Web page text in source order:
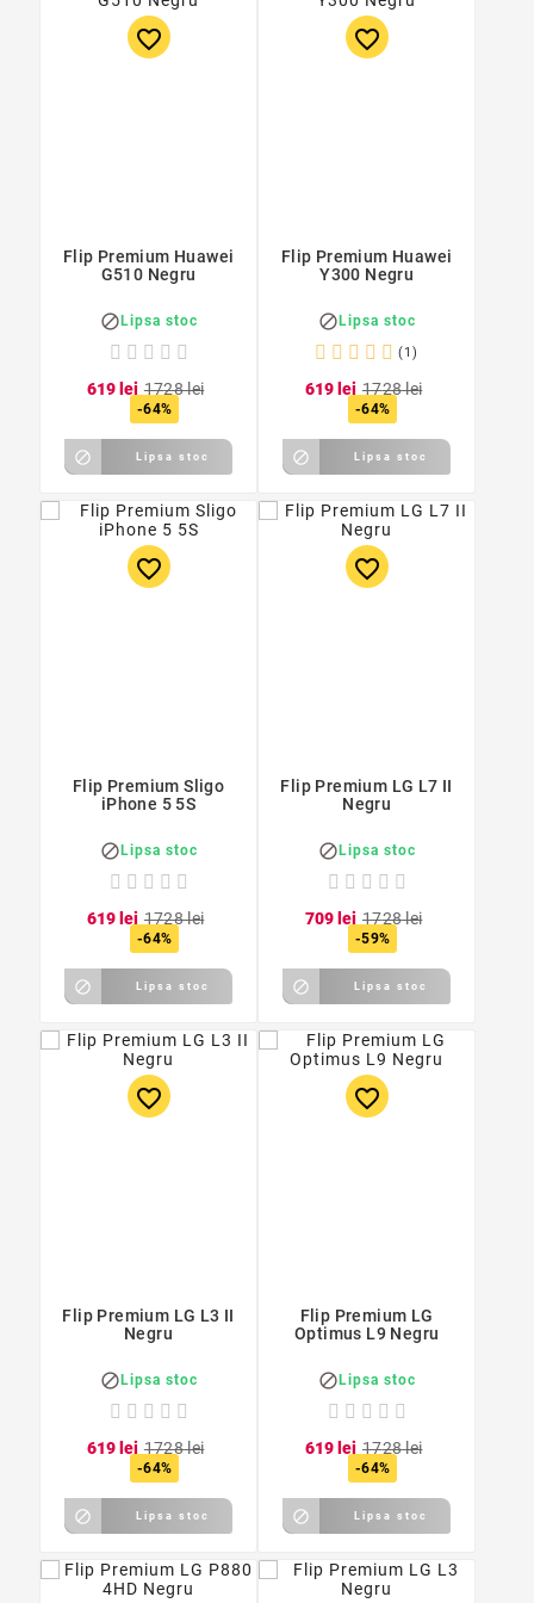
favorite_border
Flip Premium Huawei
G510 Negru
 Lipsa stoc
619lei 1728lei
-64%
 Lipsa stoc
favorite_border
Flip Premium Huawei
Y300 Negru
 Lipsa stoc
(1)
619lei 1728lei
-64%
 Lipsa stoc
favorite_border
Flip Premium Sligo
iPhone 5 5S
 Lipsa stoc
619lei 1728lei
-64%
 Lipsa stoc
favorite_border
Flip Premium LG L7 II
Negru
 Lipsa stoc
709lei 1728lei
-59%
 Lipsa stoc
favorite_border
Flip Premium LG L3 II
Negru
 Lipsa stoc
619lei 1728lei
-64%
 Lipsa stoc
favorite_border
Flip Premium LG
Optimus L9 Negru
 Lipsa stoc
619lei 1728lei
-64%
 Lipsa stoc